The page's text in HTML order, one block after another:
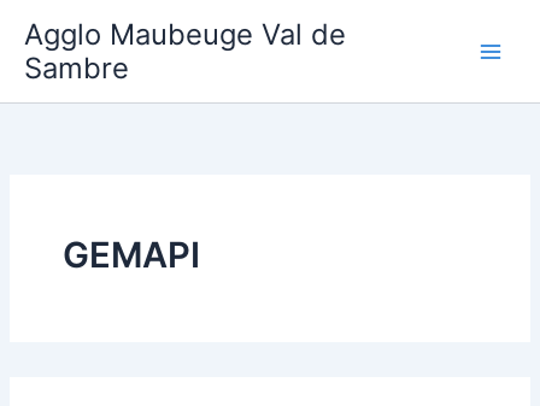
contenu
Agglo Maubeuge Val de
Sambre
GEMAPI